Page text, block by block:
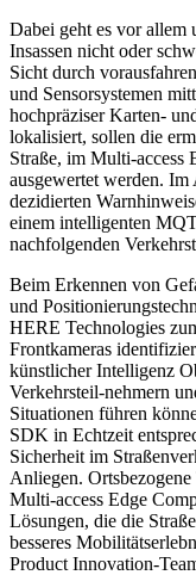
Dabei geht es vor allem
Insassen nicht oder
Sicht durch
und Sensorsystemen
hochpräziser Karten-
lokalisiert, sollen die
Straße, im Multi-access
ausgewertet werden.
dezidierten
einem intelligenten
nachfolgenden
Beim Erkennen von
und
HERE Technologies
Frontkameras
künstlicher Intelligenz
Verkehrsteil-nehmern
Situationen führen
SDK in Echtzeit
Sicherheit im
Anliegen.
Multi-access Edge
Lösungen, die die
besseres
Product Innovation-